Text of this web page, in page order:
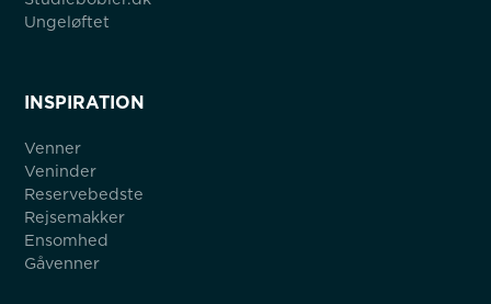
Ungeløftet
INSPIRATION
Venner
Veninder
Reservebedste
Rejsemakker
Ensomhed
Gåvenner